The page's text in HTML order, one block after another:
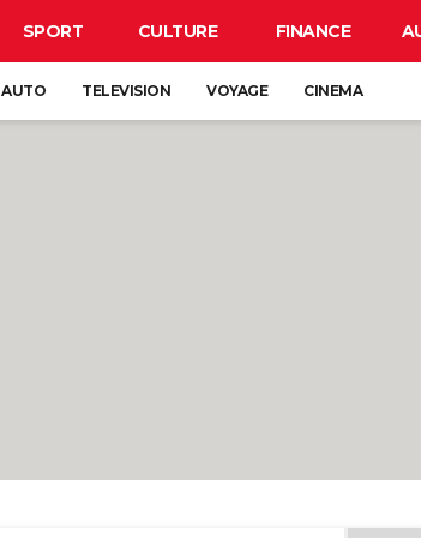
SPORT CULTURE FINANCE
AUTO TELEVISION VOYAGE CINEMA